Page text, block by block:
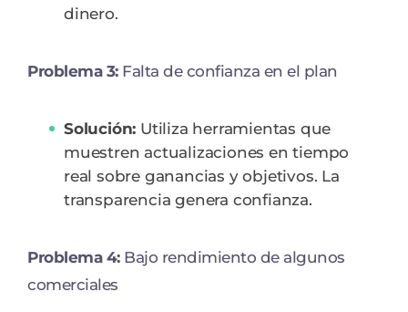
dinero.
Problema 3:Falta de confianza en el plan
Solución: Utiliza herramientas que
muestren actualizaciones en tiempo
real sobre ganancias y objetivos. La
transparencia genera confianza.
Problema 4:Bajo rendimiento de algunos
comerciales